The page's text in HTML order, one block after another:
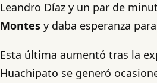
Leandro Díaz y un par de
Montes y daba esperanza
Esta última aumentó tras la
Huachipato se generó